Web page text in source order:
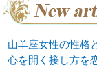
山羊座女性の性格
心を開く接し方を